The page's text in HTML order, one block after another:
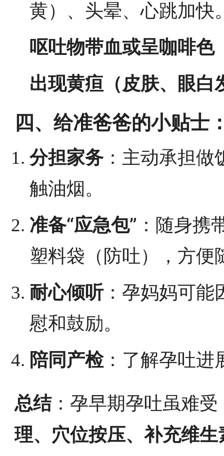
黄）、头晕、心跳加快
呕吐物带血或呈咖啡色
出现黄疸（皮肤、眼白
四、给准爸爸的小贴士
分担家务：主动承担做
触油烟。
准备“应急包” ：随身携
塑料袋（防吐），方便
耐心倾听：孕妈妈可能
慰和鼓励。
陪同产检：了解孕吐进
总结：孕早期孕吐虽难受
理、穴位按压、补充维